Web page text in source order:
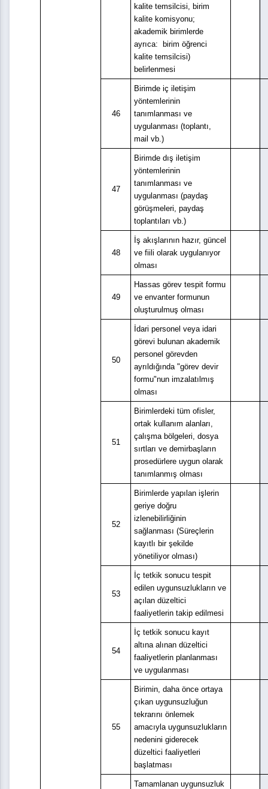
kalite temsilcisi, birim
kalite komisyonu;
akademik birimlerde
ayrıca: birim öğrenci
kalite temsilcisi)
belirlenmesi
46
Birimde iç iletişim
yöntemlerinin
tanımlanması ve
uygulanması (toplantı,
mail vb.)
47
Birimde dış iletişim
yöntemlerinin
tanımlanması ve
uygulanması (paydaş
görüşmeleri, paydaş
toplantıları vb.)
48
İş akışlarının hazır, güncel
ve fiili olarak uygulanıyor
olması
49
Hassas görev tespit formu
ve envanter formunun
oluşturulmuş olması
50
İdari personel veya idari
görevi bulunan akademik
personel görevden
ayrıldığında "görev devir
formu"nun imzalatılmış
olması
51
Birimlerdeki tüm ofisler,
ortak kullanım alanları,
çalışma bölgeleri, dosya
sırtları ve demirbaşların
prosedürlere uygun olarak
tanımlanmış olması
52
Birimlerde yapılan işlerin
geriye doğru
izlenebilirliğinin
sağlanması (Süreçlerin
kayıtlı bir şekilde
yönetiliyor olması)
53
İç tetkik sonucu tespit
edilen uygunsuzlukların ve
açılan düzeltici
faaliyetlerin takip edilmesi
54
İç tetkik sonucu kayıt
altına alınan düzeltici
faaliyetlerin planlanması
ve uygulanması
55
Birimin, daha önce ortaya
çıkan uygunsuzluğun
tekrarını önlemek
amacıyla uygunsuzlukların
nedenini giderecek
düzeltici faaliyetleri
başlatması
Tamamlanan uygunsuzluk